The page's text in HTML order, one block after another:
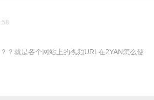
？就是各个网站上的视频URL在2YAN怎么使